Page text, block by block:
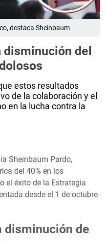
destaca Sheinbaum
del
estos resultados
de la colaboración y el
en la lucha contra la
Sheinbaum Pardo,
del 40% en los
el éxito de la Estrategia
desde el 1 de octubre
disminución de